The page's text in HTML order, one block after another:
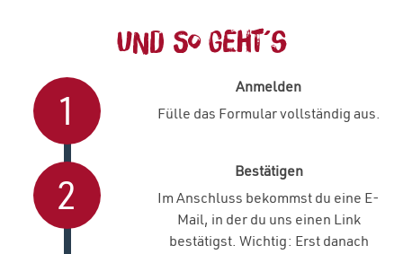
Und so geht´s
1
Anmelden
Fülle das Formular vollständig aus.
2
Bestätigen
Im Anschluss bekommst du eine E-
Mail, in der du uns einen Link
bestätigst. Wichtig: Erst danach